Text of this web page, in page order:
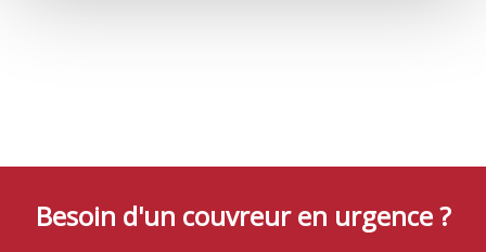
Besoin d'un couvreur en urgence ?